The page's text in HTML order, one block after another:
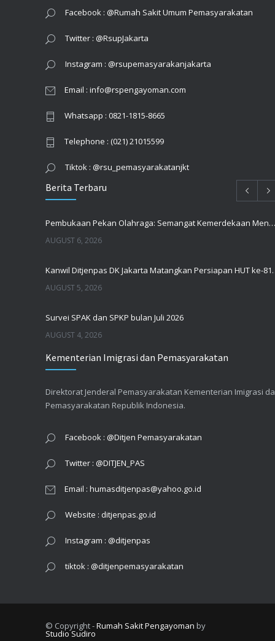
Facebook : @Rumah Sakit Umum Pemasyarakatan
Twitter : @RsupJakarta
Instagram : @rsupemasyarakanjakarta
Email : info@rspengayoman.com
Whatsapp : 0821-1815-8665
Telephone : (021) 21015599
Tiktok : @rsu_pemasyarakatanjkt
Berita Terbaru
Pembukaan Pekan Olahraga: Semangat Kemerdekaan Menguatkan Kebersamaan
AUGUST 6, 2026
Kanwil Ditjenpas
AUGUST 5, 2026
Survei SPAK dan SPKP bulan Juli 2026
AUGUST 4, 2026
Kementerian Imigrasi dan Pemasyarakatan
Direktorat Jenderal Pemasyarakatan Kementerian Imigrasi
Pemasyarakatan Republik Indonesia.
Facebook : @Ditjen Pemasyarakatan
Twitter : @DITJEN_PAS
Email : humasditjenpas@yahoo.go.id
Website : ditjenpas.go.id
Instagram : @ditjenpas
tiktok : @ditjenpemasyarakatan
© Copyright -Rumah Sakit Pengayoman by
Studio Sudiro